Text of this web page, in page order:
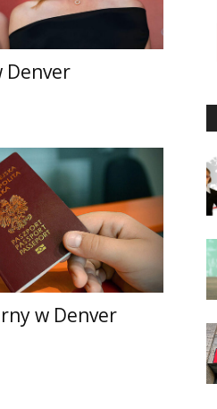
Denver
w Denver